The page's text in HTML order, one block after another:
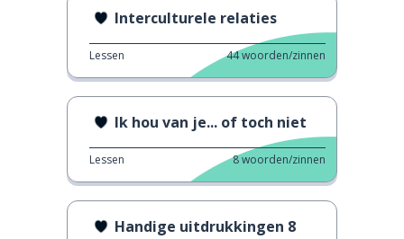
Interculturele relaties
Lessen 44woorden/zinnen
Ik hou van je... of toch niet
Lessen 8woorden/zinnen
Handige uitdrukkingen 8